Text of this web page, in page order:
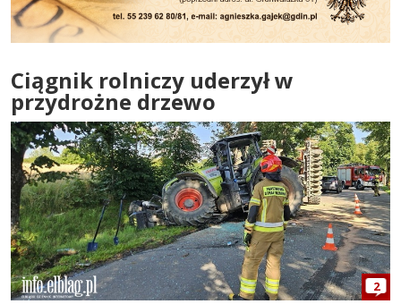
Ciągnik rolniczy uderzył w
przydrożne drzewo
2